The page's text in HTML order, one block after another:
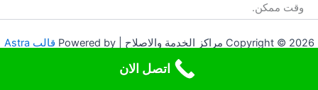
وقت ممكن.
Copyright © 2026 مراكز الخدمة والاصلاح | Powered by
قالب Astra
للووردبريس
اتصل الان